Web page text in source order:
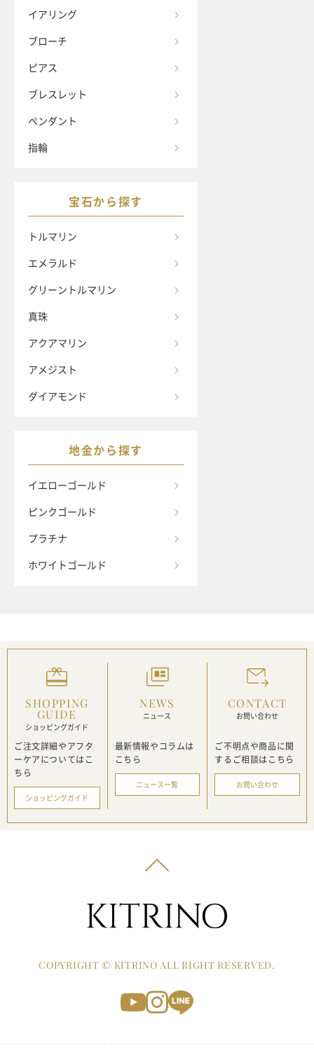
イアリング
ブローチ
ピアス
ブレスレット
ペンダント
指輪
宝石から探す
トルマリン
エメラルド
グリーントルマリン
真珠
アクアマリン
アメジスト
ダイアモンド
地金から探す
イエローゴールド
ピンクゴールド
プラチナ
ホワイトゴールド
SHOPPING
GUIDE
ショッピングガイド
ご注文詳細やアフタ
ーケアについてはこ
ちら
ショッピングガイド
NEWS
ニュース
最新情報や コラムは
こちら
ニュース一覧
CONTACT
お問い合わせ
ご不明点や商品に関
する ご相談はこちら
お問い合わせ
COPYRIGHT © KITRINO ALL RIGHT RESERVED.